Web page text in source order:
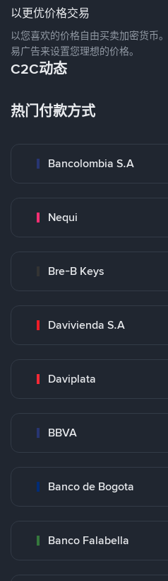
以更优价格交易
以您喜欢的价格自由买卖加密货币
易广告来设置您理想的价格。
C2C动态
热门付款方式
Bancolombia S.A
Nequi
Bre-B Keys
Davivienda S.A
Daviplata
BBVA
Banco de Bogota
Banco Falabella